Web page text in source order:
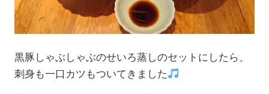
黒豚しゃぶしゃぶのせいろ蒸しのセットにしたら、
刺身も一口カツもついてきました